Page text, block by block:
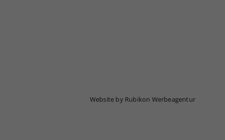
Website by Rubikon Werbeagentur